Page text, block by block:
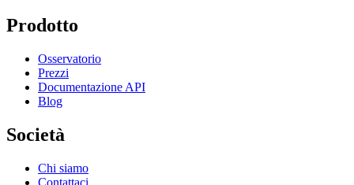
Prodotto
Osservatorio
Prezzi
Documentazione API
Blog
Società
Chi siamo
Contattaci